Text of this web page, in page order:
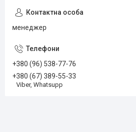
менеджер
+380 (96) 538-77-76
+380 (67) 389-55-33
Viber, Whatsupp